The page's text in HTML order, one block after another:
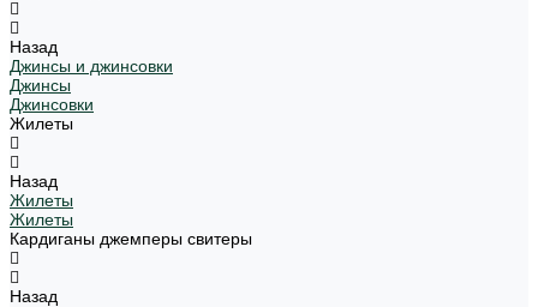
Назад
Джинсы и джинсовки
Джинсы
Джинсовки
Жилеты
Назад
Жилеты
Жилеты
Кардиганы джемперы свитеры
Назад